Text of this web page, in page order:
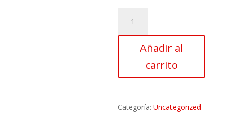
rosas
importadas
cantidadAñadir al
carrito
Categoría:Uncategorized